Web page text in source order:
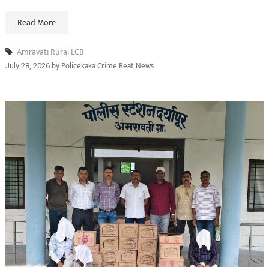
Read More
Amravati Rural LCB
July 28, 2026byPolicekaka Crime Beat News